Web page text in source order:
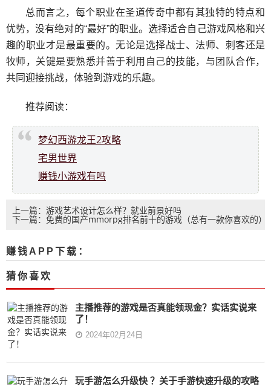
总而言之，每个职业在圣道传奇中都有其独特的特点和
优势，没有绝对的“最好”的职业。选择适合自己游戏风格和兴
趣的职业才是最重要的。无论是选择战士、法师、刺客还是
牧师，关键是要熟悉并善于利用自己的技能，与团队合作，
共同迎接挑战，体验到游戏的乐趣。
推荐阅读：
梦幻西游龙王2攻略
宅男世界
赚钱小游戏有吗
上一篇：游戏艺术设计怎么样？就业前景好吗
下一篇：免费的国产mmorpg排名前十的游戏（总有一款你喜欢的）
赚钱APP下载：
猜你喜欢
主播推荐的游戏是否真能领现金？实话实说来
了！
2024年02月24日
玩手游怎么升级快 ？关于手游快速升级的攻略